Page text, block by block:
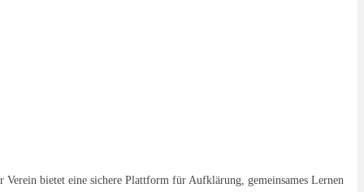
bietet eine sichere Plattform für Aufklärung, gemeinsames Lernen